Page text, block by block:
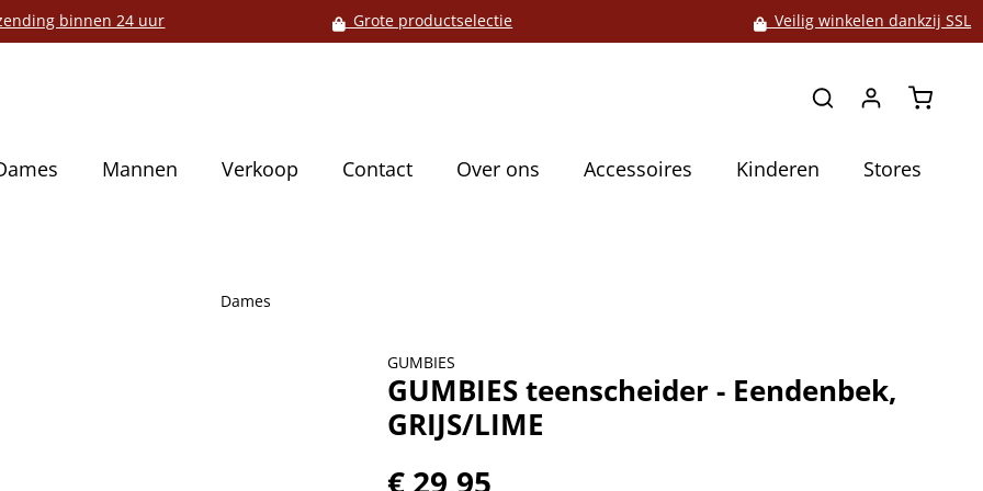
binnen 24 uur Grote productselectie Veilig winkelen dankzij SSL
Mannen Verkoop Contact Over ons Accessoires Kinderen Stores
Dames
GUMBIES
GUMBIES teenscheider - Eendenbek,
GRIJS/LIME
€ 29,95